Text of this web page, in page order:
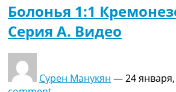
Болонья 1:1
Серия A. Видео
Сурен Манукян —24